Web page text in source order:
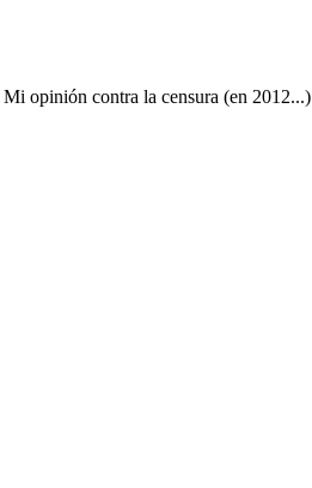
Mi opinión contra la censura (en 2012...)